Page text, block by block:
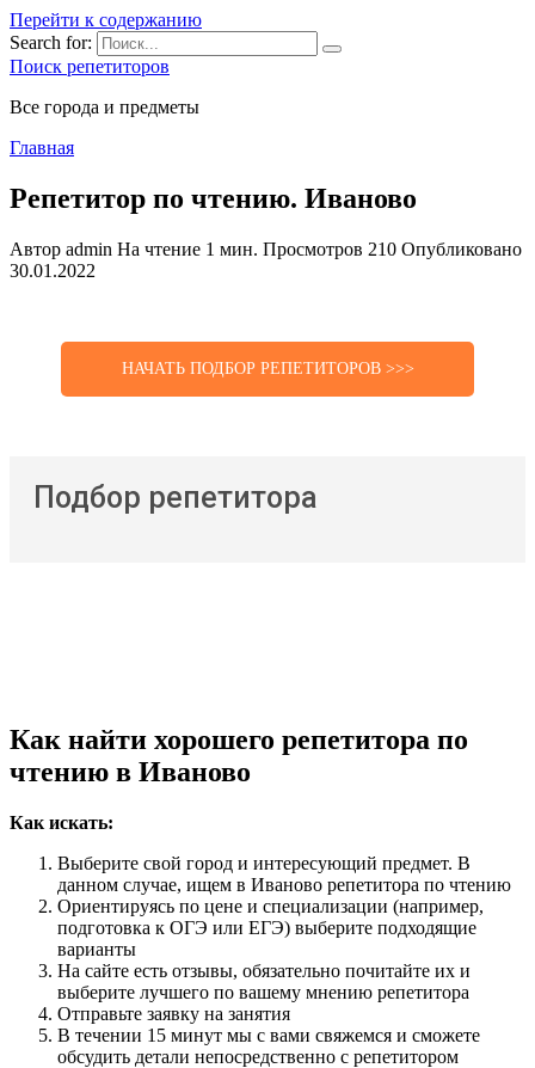
Перейти к содержанию
Search for:
Поиск репетиторов
Все города и предметы
Главная
Репетитор по чтению. Иваново
Автор admin На чтение 1 мин. Просмотров 210 Опубликовано
30.01.2022
НАЧАТЬ ПОДБОР РЕПЕТИТОРОВ >>>
Подбор репетитора
Как найти хорошего репетитора по
чтению в Иваново
Как искать:
Выберите свой город и интересующий предмет. В
данном случае, ищем в Иваново репетитора по чтению
Ориентируясь по цене и специализации (например,
подготовка к ОГЭ или ЕГЭ) выберите подходящие
варианты
На сайте есть отзывы, обязательно почитайте их и
выберите лучшего по вашему мнению репетитора
Отправьте заявку на занятия
В течении 15 минут мы с вами свяжемся и сможете
обсудить детали непосредственно с репетитором